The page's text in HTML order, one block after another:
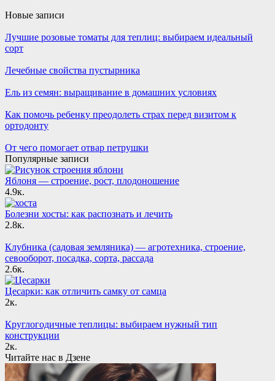
Новые записи
Лучшие розовые томаты для теплиц: выбираем идеальный
сорт
Лечебные свойства пустырника
Ель из семян: выращивание в домашних условиях
Как помочь ребенку преодолеть страх перед визитом к
ортодонту
От чего помогает отвар петрушки
Популярные записи
Яблоня — строение, рост, плодоношение
4.9к.
Болезни хосты: как распознать и лечить
2.8к.
Клубника (садовая земляника) — агротехника, строение,
севооборот, посадка, сорта, рассада
2.6к.
Цесарки: как отличить самку от самца
2к.
Круглогодичные теплицы: выбираем нужный тип
конструкции
2к.
Читайте нас в Дзене